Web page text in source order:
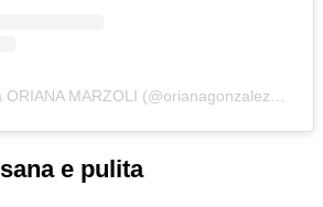
e pulita